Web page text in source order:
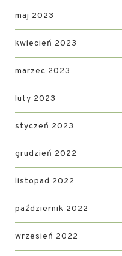
maj 2023
kwiecień 2023
marzec 2023
luty 2023
styczeń 2023
grudzień 2022
listopad 2022
październik 2022
wrzesień 2022